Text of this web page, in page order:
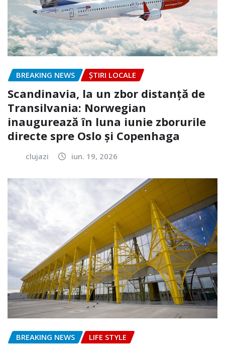
BREAKING NEWS ȘTIRI LOCALE
Scandinavia, la un zbor distanță de
Transilvania: Norwegian
inaugurează în luna iunie zborurile
directe spre Oslo și Copenhaga
clujazi iun. 19, 2026
BREAKING NEWS LIFE STYLE